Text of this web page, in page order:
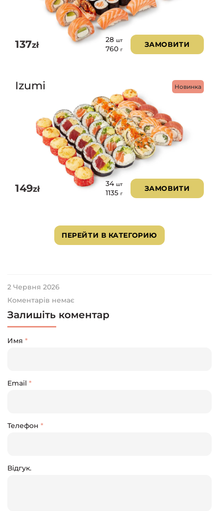
137zł
28 шт
760 г
ЗАМОВИТИ
Новинка
Izumi
149zł
34 шт
1135 г
ЗАМОВИТИ
ПЕРЕЙТИ В КАТЕГОРИЮ
2 Червня 2026
Коментарів немає
Залишіть коментар
Имя *
Email *
Телефон *
Відгук.